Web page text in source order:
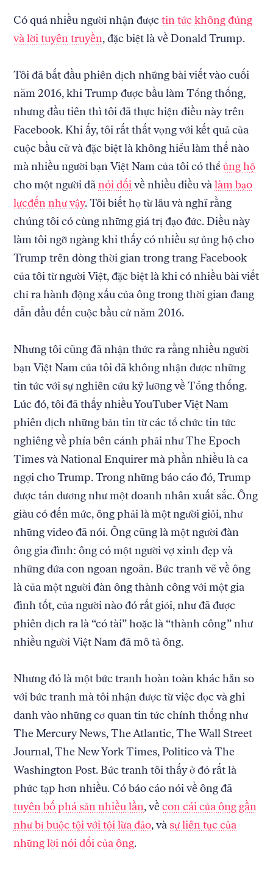
Có quá nhiều người nhận đượctin tức không đúng
và lời tuyên truyền, đặc biệt là về Donald Trump.
Tôi đã bắt đầu phiên dịch những bài viết vào cuối
năm 2016, khi Trump được bầu làm Tổng thống,
nhưng đầu tiên thì tôi đã thực hiện điều này trên
Facebook. Khi ấy, tôi rất thất vọng với kết quả của
cuộc bầu cử và đặc biệt là không hiểu làm thế nào
mà nhiều người bạn Việt Nam của tôi có thểủng hộ
cho một người đãnói dốivề nhiều điều vàlàm bạo
lựcđến như vậy. Tôi biết họ từ lâu và nghĩ rằng
chúng tôi có cùng những giá trị đạo đức. Điều này
làm tôi ngỡ ngàng khi thấy có nhiều sự ủng hộ cho
Trump trên dòng thời gian trong trang Facebook
của tôi từ người Việt, đặc biệt là khi có nhiều bài viết
chỉ ra hành động xấu của ông trong thời gian đang
dẫn đầu đến cuộc bầu cử năm 2016.
Nhưng tôi cũng đã nhận thức ra rằng nhiều người
bạn Việt Nam của tôi đã không nhận được những
tin tức với sự nghiên cứu kỹ lưỡng về Tổng thống.
Lúc đó, tôi đã thấy nhiều YouTuber Việt Nam
phiên dịch những bản tin từ các tổ chức tin tức
nghiêng về phía bên cánh phải như The Epoch
Times và National Enquirer mà phần nhiều là ca
ngợi cho Trump. Trong những báo cáo đó, Trump
được tán dương như một doanh nhân xuất sắc. Ông
giàu có đến mức, ông phải là một người giỏi, như
những video đã nói. Ông cũng là một người đàn
ông gia đình: ông có một người vợ xinh đẹp và
những đứa con ngoan ngoãn. Bức tranh vẽ về ông
là của một người đàn ông thành công với một gia
đình tốt, của người nào đó rất giỏi, như đã được
phiên dịch ra là “có tài” hoặc là “thành công” như
nhiều người Việt Nam đã mô tả ông.
Nhưng đó là một bức tranh hoàn toàn khác hẳn so
với bức tranh mà tôi nhận được từ việc đọc và ghi
danh vào những cơ quan tin tức chính thống như
The Mercury News, The Atlantic, The Wall Street
Journal, The New York Times, Politico và The
Washington Post. Bức tranh tôi thấy ở đó rất là
phức tạp hơn nhiều. Có báo cáo nói về ông đã
tuyên bố phá sản nhiều lần, vềcon cái của ông gần
như bị buộc tội với tội lừa đảo, và sự liên tục của
những lời nói dối của ông.